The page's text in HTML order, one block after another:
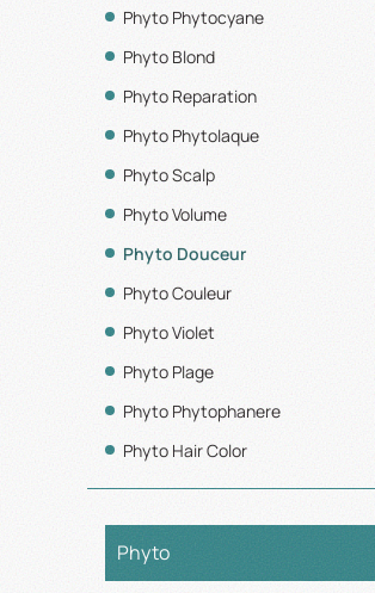
Phyto Phytocyane
Phyto Blond
Phyto Reparation
Phyto Phytolaque
Phyto Scalp
Phyto Volume
Phyto Douceur
Phyto Couleur
Phyto Violet
Phyto Plage
Phyto Phytophanere
Phyto Hair Color
Phyto